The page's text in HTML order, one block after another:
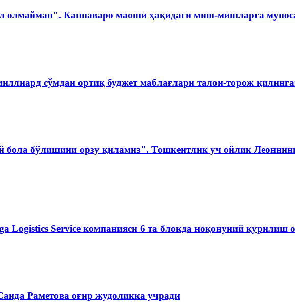
олмайман". Каннаваро маоши ҳақидаги миш-мишларга
сўмдан ортиқ буджет маблағлари талон-торож
бола бўлишини орзу қиламиз". Тошкентлик уч ойлик
Logistics Service компанияси 6 та блокда ноқонуний қурилиш
Раметова оғир жудоликка учради